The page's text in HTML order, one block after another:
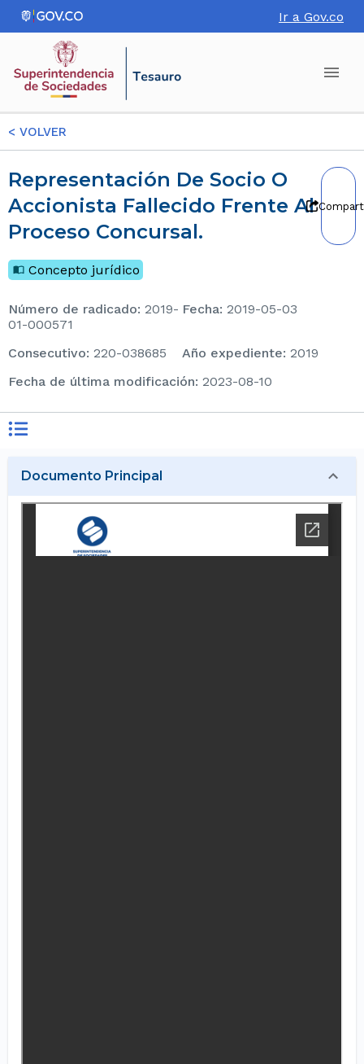
Ir a Gov.co
< VOLVER
Representación De Socio O
Accionista Fallecido Frente Al
Proceso Concursal.
Concepto jurídico
Número de radicado: 2019-
01-000571
Fecha: 2019-05-03
consecutivo: 220-038685 Año expediente: 2019
Fecha de última modificación: 2023-08-10
Documento Principal